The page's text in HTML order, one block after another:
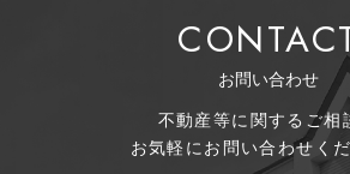
お問い合わせ
不動産等に関するご相
お気軽にお問い合わせくだ